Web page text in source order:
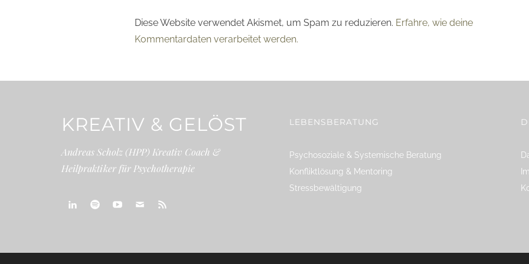
Diese Website verwendet Akismet, um Spam zu reduzieren. Erfahre, wie deine
Kommentardaten verarbeitet werden.
KREATIV & GELÖST
Andreas Scholz (HPP) Kreativ Coach &
Heilpraktiker für Psychotherapie
LEBENSBERATUNG
Psychosoziale & Systemische Beratung
Konfliktlösung & Mentoring
Stressbewältigung